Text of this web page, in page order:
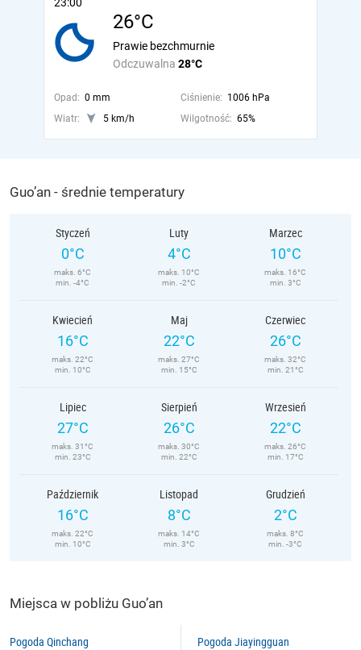
26°C
Odczuwalna 28°C
Prawie bezchmurnie
Opad: 0 mm Ciśnienie: 1006 hPa
Wiatr:
5 km/h Wilgotność: 65%
Guo’an - średnie temperatury
Styczeń
0°C
maks. 6°C
min. -4°C
Luty
4°C
maks. 10°C
min. -2°C
Marzec
10°C
maks. 16°C
min. 3°C
Kwiecień
16°C
maks. 22°C
min. 10°C
Maj
22°C
maks. 27°C
min. 15°C
Czerwiec
26°C
maks. 32°C
min. 21°C
Lipiec
27°C
maks. 31°C
min. 23°C
Sierpień
26°C
maks. 30°C
min. 22°C
Wrzesień
22°C
maks. 26°C
min. 17°C
Październik
16°C
maks. 22°C
min. 10°C
Listopad
8°C
maks. 14°C
min. 3°C
Grudzień
2°C
maks. 8°C
min. -3°C
Miejsca w pobliżu Guo’an
Pogoda Qinchang Pogoda Jiayingguan